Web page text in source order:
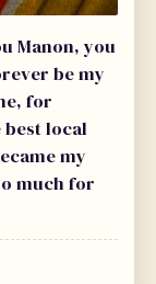
Manon, you
be my
for
best local
my
much for